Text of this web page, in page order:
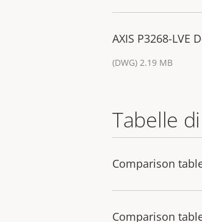
AXIS P3268-LVE
(DWG) 2.19 MB
Tabelle
Comparison
Comparison